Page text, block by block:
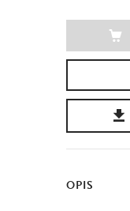
OPIS